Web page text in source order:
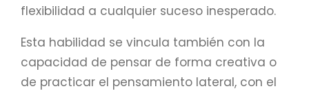
flexibilidad a cualquier suceso inesperado.
Esta habilidad se vincula también con la
capacidad de pensar de forma creativa o
de practicar el pensamiento lateral, con el